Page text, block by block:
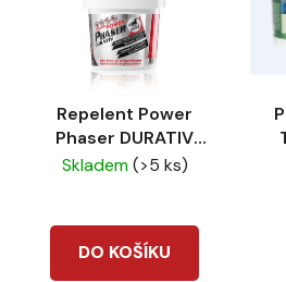
Repelent Power
Phaser DURATIV
Leovet
Skladem(>5 ks)
DO KOŠÍKU